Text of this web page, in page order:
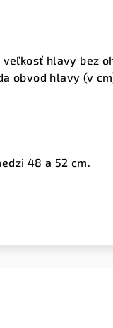
hlavy bez
obvod hlavy (v
48 a 52 cm.